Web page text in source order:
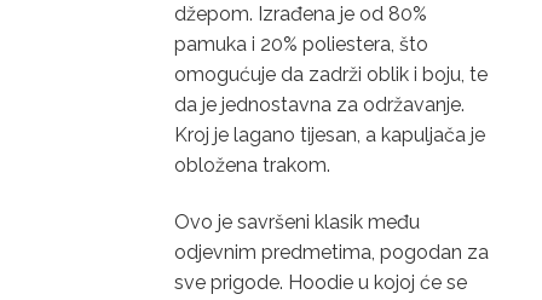
Trgovina
džepom. Izrađena je od 80%
pamuka i 20% poliestera, što
omogućuje da zadrži oblik i boju, te
da je jednostavna za održavanje.
Kroj je lagano tijesan, a kapuljača je
obložena trakom.
Ovo je savršeni klasik među
odjevnim predmetima, pogodan za
sve prigode. Hoodie u kojoj će se